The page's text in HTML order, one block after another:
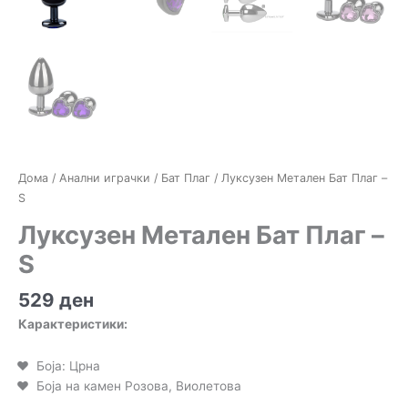
Дома / Анални играчки / Бат Плаг / Луксузен Метален Бат Плаг –
S
Луксузен Метален Бат Плаг –
S
529 ден
Карактеристики:
Боја: Црна
Боја на камен Розова, Виолетова